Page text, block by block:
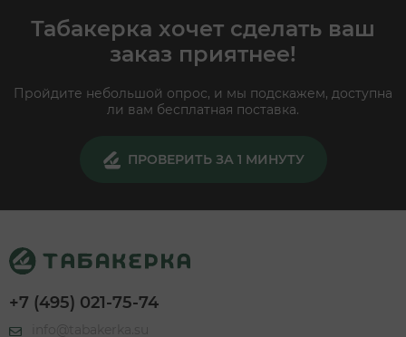
Табакерка хочет сделать ваш
заказ приятнее!
Пройдите небольшой опрос, и мы подскажем, доступна
ли вам бесплатная поставка.
ПРОВЕРИТЬ ЗА 1 МИНУТУ
+7 (495) 021-75-74